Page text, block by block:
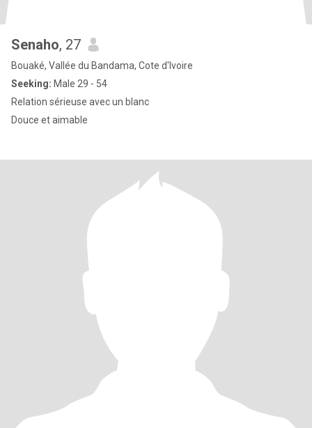
Senaho, 27
Bouaké, Vallée du Bandama, Cote d'Ivoire
Seeking: Male 29 - 54
Relation sérieuse avec un blanc
Douce et aimable